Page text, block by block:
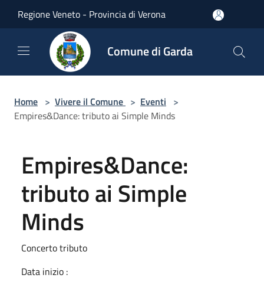
Regione Veneto - Provincia di Verona
Comune di Garda
Home > Vivere il Comune > Eventi >
Empires&Dance: tributo ai Simple Minds
Empires&Dance:
tributo ai Simple
Minds
Concerto tributo
Data inizio :